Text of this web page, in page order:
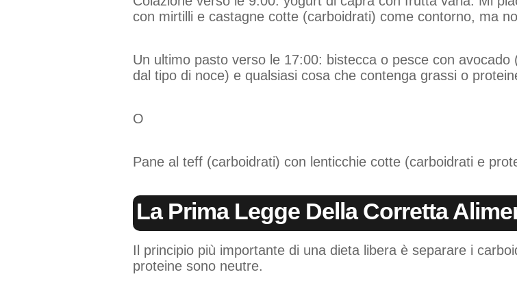
con mirtilli e castagne cotte (carboidrati) come contorno, ma
Un ultimo pasto verso le 17:00: bistecca o pesce con
dal tipo di noce) e qualsiasi cosa che contenga grassi o
O
Pane al teff (carboidrati) con lenticchie cotte (carboidrati e
La Prima Legge Della Corretta
Il principio più importante di una dieta libera è separare i
proteine sono neutre.